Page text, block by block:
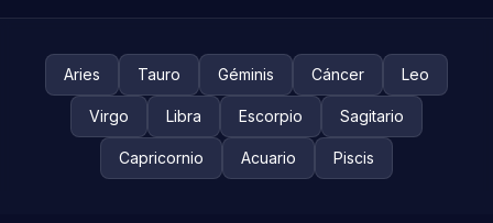
Aries Tauro Géminis Cáncer Leo
Virgo Libra Escorpio Sagitario
Capricornio Acuario Piscis